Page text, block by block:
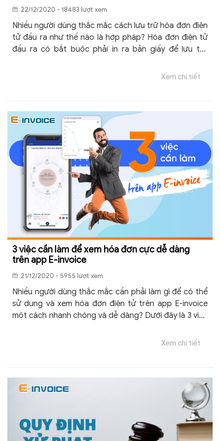
22/12/2020 - 18483 lượt xem
Nhiều người dùng thắc mắc cách lưu trữ hóa đơn điện
tử đầu ra như thế nào là hợp pháp? Hóa đơn điện tử
đầu ra có bắt buộc phải in ra bản giấy để lưu trữ
Xem chi tiết
3 việc cần làm để xem hóa đơn cực dễ dàng
trên app E-invoice
21/12/2020 - 5955 lượt xem
Nhiều người dùng thắc mắc cần phải làm gì để có thể
sử dụng và xem hóa đơn điện tử trên app E-invoice
một cách nhanh chóng và dễ dàng? Dưới đây là 3 việc
Xem chi tiết